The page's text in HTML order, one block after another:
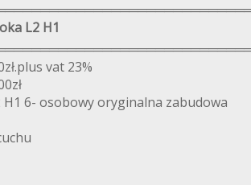
L2 H1
vat 23%
H1 6- osobowy oryginalna zabudowa